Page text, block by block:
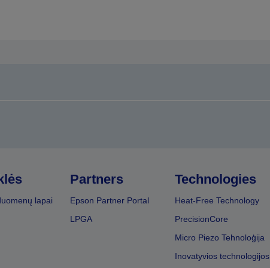
lapai
Partners
Epson Partner Portal
LPGA
Technologies
Heat-Free Technology
PrecisionCore
Micro Piezo Tehnoloģija
Inovatyvios technologijos